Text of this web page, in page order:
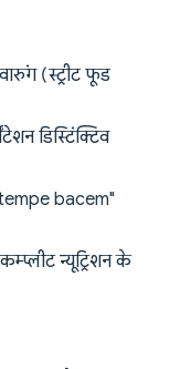
(स्ट्रीट फूड
डिस्टिंक्टिव
bacem"
न्यूट्रिशन के